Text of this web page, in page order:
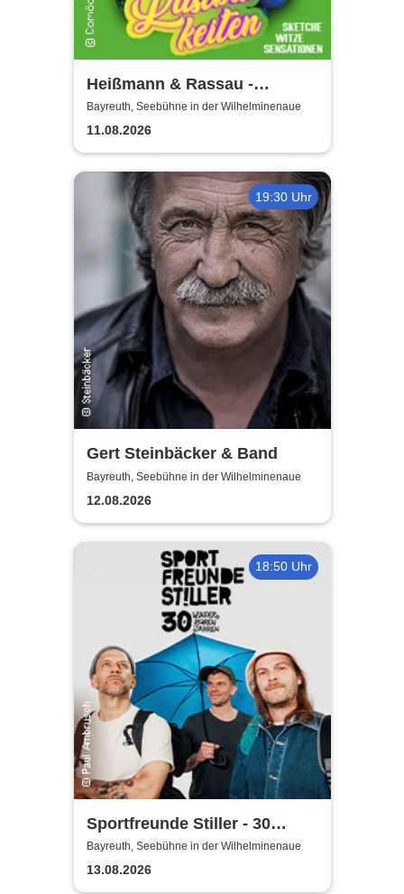
Heißmann & Rassau -
Lustbarkeiten
Bayreuth, Seebühne in der Wilhelminenaue
11.08.2026
19:30 Uhr
Gert Steinbäcker & Band
Bayreuth, Seebühne in der Wilhelminenaue
12.08.2026
18:50 Uhr
Sportfreunde Stiller - 30
wunderbaren Jahren
Bayreuth, Seebühne in der Wilhelminenaue
13.08.2026